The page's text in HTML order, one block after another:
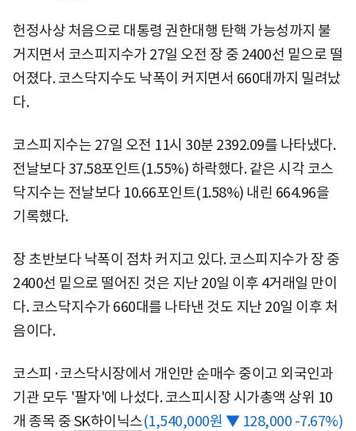
헌정사상 처음으로 대통령 권한대행 탄핵 가능성까지 불
거지면서 코스피지수가 27일 오전 장 중 2400선 밑으로 떨
어졌다. 코스닥지수도 낙폭이 커지면서 660대까지 밀려났
다.
코스피지수는 27일 오전 11시 30분 2392.09를 나타냈다.
전날보다 37.58포인트(1.55%) 하락했다. 같은 시각 코스
닥지수는 전날보다 10.66포인트(1.58%) 내린 664.96을
기록했다.
장 초반보다 낙폭이 점차 커지고 있다. 코스피지수가 장 중
2400선 밑으로 떨어진 것은 지난 20일 이후 4거래일 만이
다. 코스닥지수가 660대를 나타낸 것도 지난 20일 이후 처
음이다.
코스피·코스닥시장에서 개인만 순매수 중이고 외국인과
기관 모두 '팔자'에 나섰다. 코스피시장 시가총액 상위 10
개 종목 중SK하이닉스(1,540,000원 ▼ 128,000 -7.67%)